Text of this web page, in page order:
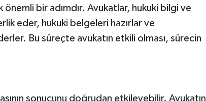
önemli bir adımdır. Avukatlar, hukuki bilgi ve
eder, hukuki belgeleri hazırlar ve
Bu süreçte avukatın etkili olması, sürecin
sonucunu doğrudan etkileyebilir. Avukatın